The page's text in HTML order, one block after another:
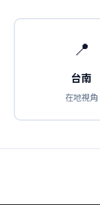
📍
台南
在地視角